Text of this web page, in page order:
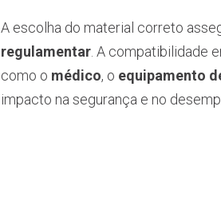
A escolha do material correto
regulamentar . A compatibilidade
como o médico, o equipamento
impacto na segurança e no